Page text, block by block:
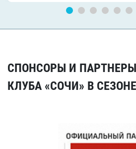
СПОНСОРЫ И
КЛУБА «СОЧИ» В